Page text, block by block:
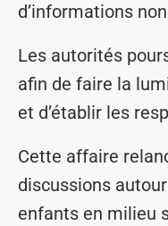
d’informations
Les autorités
afin de faire la
et d’établir les
Cette affaire
discussions
enfants en milieu